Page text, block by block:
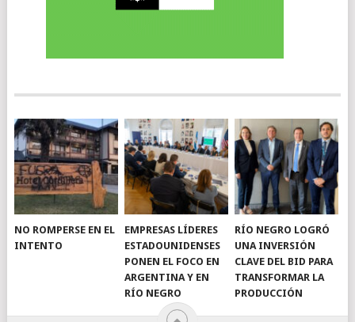
NO ROMPERSE EN EL
INTENTO
EMPRESAS LÍDERES
ESTADOUNIDENSES
PONEN EL FOCO EN
ARGENTINA Y EN
RÍO NEGRO
RÍO NEGRO LOGRÓ
UNA INVERSIÓN
CLAVE DEL BID PARA
TRANSFORMAR LA
PRODUCCIÓN